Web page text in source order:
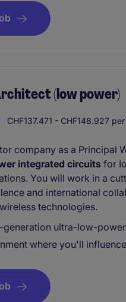
(low power)
CHF137.471 - CHF148.927
company as a Principal
integrated circuits for
You will work in a
and international
technologies.
ultra-low-
where you'll